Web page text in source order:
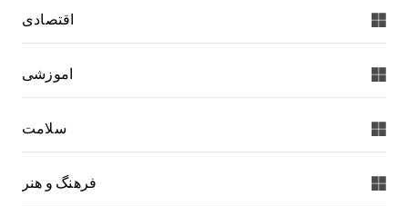
اقتصادی
اموزشی
سلامت
فرهنگ و هنر